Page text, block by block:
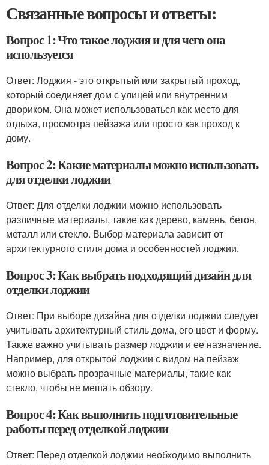
Связанные вопросы и ответы:
Вопрос 1: Что такое лоджия и для чего она
используется
Ответ: Лоджия - это открытый или закрытый проход,
который соединяет дом с улицей или внутренним
двориком. Она может использоваться как место для
отдыха, просмотра пейзажа или просто как проход к
дому.
Вопрос 2: Какие материалы можно использовать
для отделки лоджии
Ответ: Для отделки лоджии можно использовать
различные материалы, такие как дерево, камень, бетон,
металл или стекло. Выбор материала зависит от
архитектурного стиля дома и особенностей лоджии.
Вопрос 3: Как выбрать подходящий дизайн для
отделки лоджии
Ответ: При выборе дизайна для отделки лоджии следует
учитывать архитектурный стиль дома, его цвет и форму.
Также важно учитывать размер лоджии и ее назначение.
Например, для открытой лоджии с видом на пейзаж
можно выбрать прозрачные материалы, такие как
стекло, чтобы не мешать обзору.
Вопрос 4: Как выполнить подготовительные
работы перед отделкой лоджии
Ответ: Перед отделкой лоджии необходимо выполнить